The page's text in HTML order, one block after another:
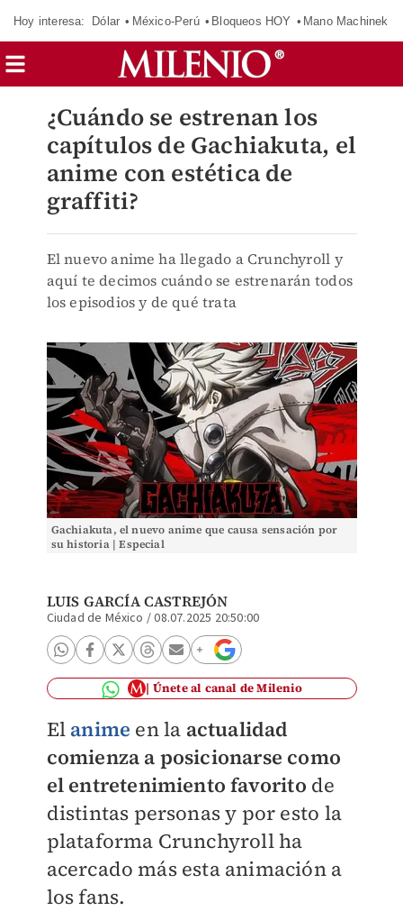
Hoy interesa: Dólar México-Perú Bloqueos HOY Mano Machinek
¿Cuándo se estrenan los
capítulos de Gachiakuta, el
anime con estética de
graffiti?
El nuevo anime ha llegado a Crunchyroll y
aquí te decimos cuándo se estrenarán todos
los episodios y de qué trata
Gachiakuta, el nuevo anime que causa sensación por
su historia | Especial
LUIS GARCÍA CASTREJÓN
Ciudad de México /08.07.2025 20:50:00
Únete al canal de Milenio
El anime en la actualidad
comienza a posicionarse como
el entretenimiento favorito de
distintas personas y por esto la
plataforma Crunchyroll ha
acercado más esta animación a
los fans.